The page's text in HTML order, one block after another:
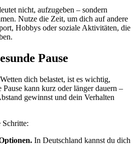
nicht, aufzugeben – sondern
Nutze die Zeit, um dich auf andere
Hobbys oder soziale Aktivitäten, die
Pause
dich belastet, ist es wichtig,
kann kurz oder länger dauern –
gewinnst und dein Verhalten
Schritte:
In Deutschland kannst du dich